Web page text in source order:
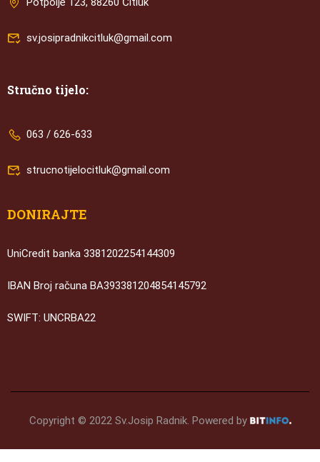
sv.josipradnikcitluk@gmail.com
Stručno tijelo:
063 / 626-633
strucnotijelocitluk@gmail.com
DONIRAJTE
UniCredit banka 3381202254144309
IBAN Broj računa BA393381204854145792
SWIFT: UNCRBA22
Copyright © 2022 Sv.Josip Radnik. Powered by